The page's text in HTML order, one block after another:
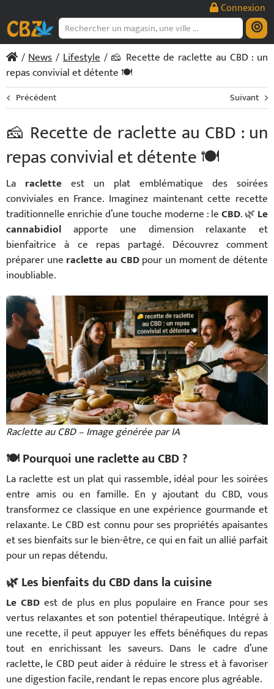
contenu
Connexion
/News/Lifestyle/ 🧀 Recette de raclette au CBD : un
repas convivial et détente 🍽️
Précédent Suivant
🧀 Recette de raclette au CBD : un
repas convivial et détente 🍽️
La raclette est un plat emblématique des soirées
conviviales en France. Imaginez maintenant cette recette
traditionnelle enrichie d’une touche moderne : leCBD. 🌿 Le
cannabidiolapporte une dimension relaxante et
bienfaitrice à ce repas partagé. Découvrez comment
préparer une raclette au CBDpour un moment de détente
inoubliable.
Raclette au CBD – Image générée par IA
🍽️ Pourquoi une raclette au CBD ?
La raclette est un plat qui rassemble, idéal pour les soirées
entre amis ou en famille. En y ajoutant du CBD, vous
transformez ce classique en une expérience gourmande et
relaxante. Le CBD est connu pour ses propriétés apaisantes
et ses bienfaits sur le bien-être, ce qui en fait un allié parfait
pour un repas détendu.
🌿 Les bienfaits du CBD dans la cuisine
Le CBDest de plus en plus populaire en France pour ses
vertus relaxantes et son potentiel thérapeutique. Intégré à
une recette, il peut appuyer les effets bénéfiques du repas
tout en enrichissant les saveurs. Dans le cadre d’une
raclette, le CBD peut aider à réduire le stress et à favoriser
une digestion facile, rendant le repas encore plus agréable.